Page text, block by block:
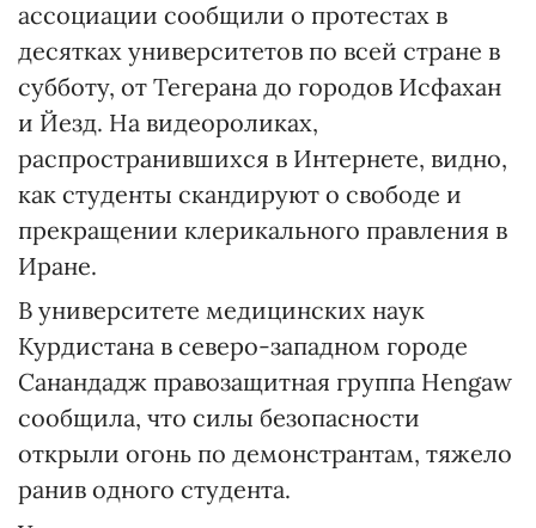
ассоциации сообщили о протестах в
десятках университетов по всей стране в
субботу, от Тегерана до городов Исфахан
и Йезд. На видеороликах,
распространившихся в Интернете, видно,
как студенты скандируют о свободе и
прекращении клерикального правления в
Иране.
В университете медицинских наук
Курдистана в северо-западном городе
Санандадж правозащитная группа Hengaw
сообщила, что силы безопасности
открыли огонь по демонстрантам, тяжело
ранив одного студента.